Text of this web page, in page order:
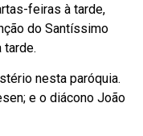
feiras à tarde,
do Santíssimo
tarde.
nesta paróquia.
e o diácono João